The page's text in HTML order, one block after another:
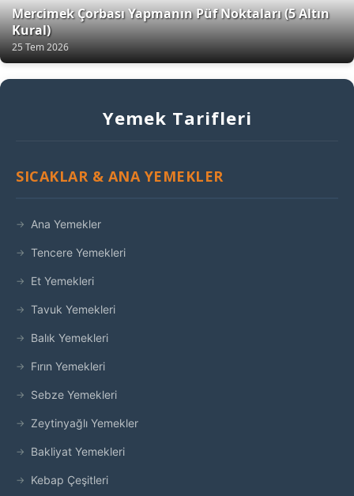
Mercimek Çorbası Yapmanın Püf Noktaları (5 Altın
Kural)
25 Tem 2026
Yemek Tarifleri
SICAKLAR & ANA YEMEKLER
Ana Yemekler
Tencere Yemekleri
Et Yemekleri
Tavuk Yemekleri
Balık Yemekleri
Fırın Yemekleri
Sebze Yemekleri
Zeytinyağlı Yemekler
Bakliyat Yemekleri
Kebap Çeşitleri